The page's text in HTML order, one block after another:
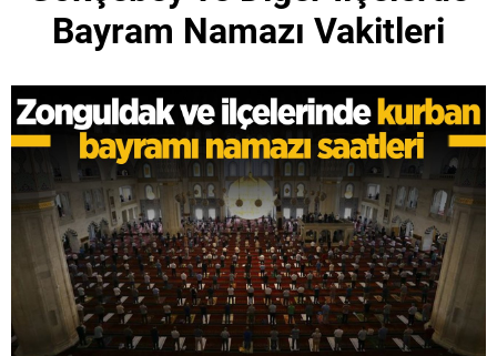
Bayram Namazı Vakitleri